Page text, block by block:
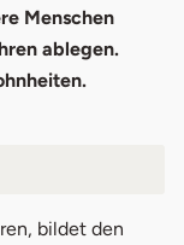
Menschen
ablegen.
bildet den